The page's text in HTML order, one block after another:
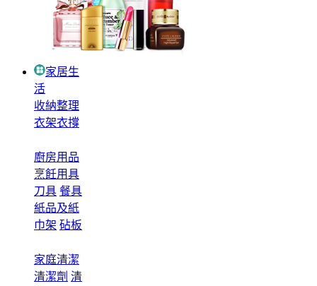
家居生
活
收納整理
衣架衣撐
廚房用品
烹飪用具
刀具 餐具
紙品及紙
巾架 砧板
家庭清潔
清潔劑 清